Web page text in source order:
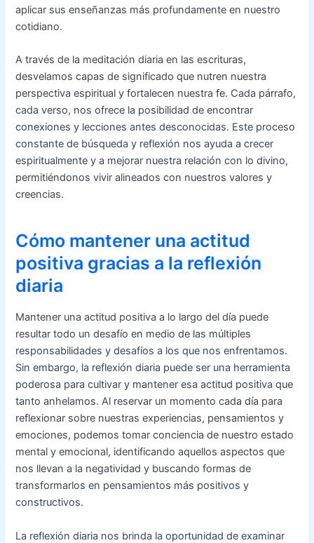
aplicar sus enseñanzas más profundamente en nuestro
cotidiano.
A través de la meditación diaria en las escrituras,
desvelamos capas de significado que nutren nuestra
perspectiva espiritual y fortalecen nuestra fe. Cada párrafo,
cada verso, nos ofrece la posibilidad de encontrar
conexiones y lecciones antes desconocidas. Este proceso
constante de búsqueda y reflexión nos ayuda a crecer
espiritualmente y a mejorar nuestra relación con lo divino,
permitiéndonos vivir alineados con nuestros valores y
creencias.
Cómo mantener una actitud
positiva gracias a la reflexión
diaria
Mantener una actitud positiva a lo largo del día puede
resultar todo un desafío en medio de las múltiples
responsabilidades y desafíos a los que nos enfrentamos.
Sin embargo, la reflexión diaria puede ser una herramienta
poderosa para cultivar y mantener esa actitud positiva que
tanto anhelamos. Al reservar un momento cada día para
reflexionar sobre nuestras experiencias, pensamientos y
emociones, podemos tomar conciencia de nuestro estado
mental y emocional, identificando aquellos aspectos que
nos llevan a la negatividad y buscando formas de
transformarlos en pensamientos más positivos y
constructivos.
La reflexión diaria nos brinda la oportunidad de examinar